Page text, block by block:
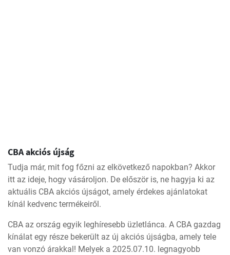
CBA akciós újság
Tudja már, mit fog főzni az elkövetkező napokban? Akkor
itt az ideje, hogy vásároljon. De először is, ne hagyja ki az
aktuális CBA akciós újságot, amely érdekes ajánlatokat
kínál kedvenc termékeiről.
CBA az ország egyik leghíresebb üzletlánca. A CBA gazdag
kínálat egy része bekerült az új akciós újságba, amely tele
van vonzó árakkal! Melyek a 2025.07.10. legnagyobb